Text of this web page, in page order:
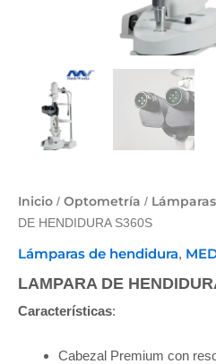
Inicio / Optometría /
DE HENDIDURA S360S
Lámparas de hendidura,
LAMPARA DE
Características:
Cabezal Premium con